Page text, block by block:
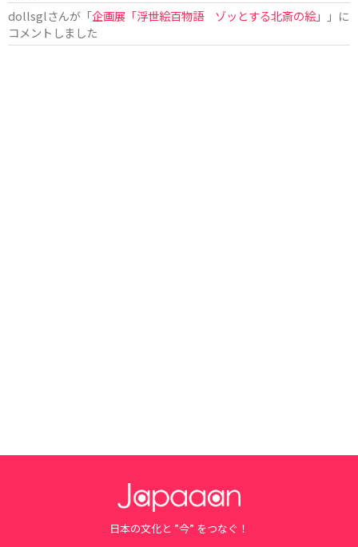
dollsglさんが「企画展「浮世絵百物語 ゾッとする北斎の絵」
」に
コメントしました
日本の文化と ”今” をつなぐ！